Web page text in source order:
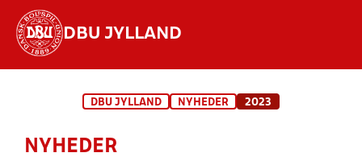
DBU JYLLAND
STILLINGER, RESULTATER, KLUBBER OG
DBU JYLLAND NYHEDER 2023
NYHEDER